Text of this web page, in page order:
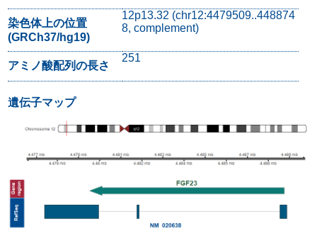
染色体上の位置
(GRCh37/hg19)
12p13.32 (chr12:4479509..448874
8, complement)
アミノ酸配列の長さ
251
遺伝子マップ